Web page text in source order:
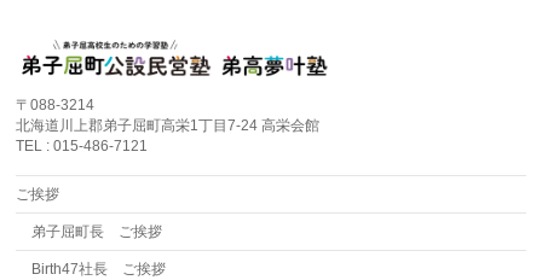
〒088-3214
北海道川上郡弟子屈町高栄1丁目7-24 高栄会館
TEL : 015-486-7121
ご挨拶
弟子屈町長 ご挨拶
Birth47社長 ご挨拶